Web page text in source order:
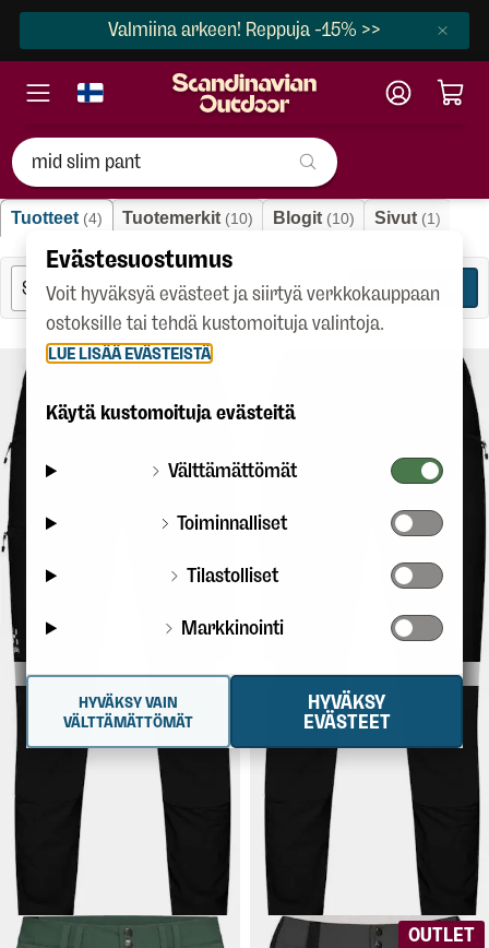
Valmiina arkeen! Reppuja -15% >>
"mid slim pant"
Tuotteet (4) Tuotemerkit (10) Blogit (10) Sivut (1)
SUODATA
64,90 €
HAGLÖFS
Women's Mid Slim Pant
Slim fit -vaellushousut naisille,
materiaalina kestävä ja
joustava Climatic.
69,90 €
HAGLÖFS
Long
Slim fit -vaellushousut naisille,
materiaalina kestävä ja
joustava Climatic. Pidemmät
lahkeet.
OUTLET
Evästesuostumus
Voit hyväksyä evästeet ja siirtyä verkkokauppaan
ostoksille tai tehdä kustomoituja valintoja.
LUE LISÄÄ EVÄSTEISTÄ
Käytä kustomoituja evästeitä
Välttämättömät
Toiminnalliset
Tilastolliset
Markkinointi
HYVÄKSY
EVÄSTEET
HYVÄKSY VAIN
VÄLTTÄMÄTTÖMÄT